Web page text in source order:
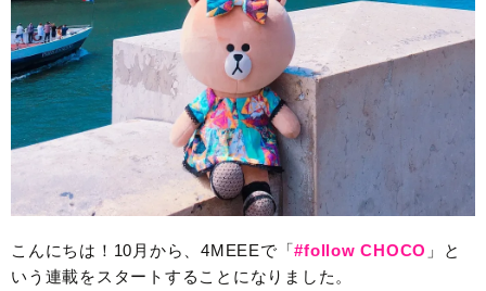
こんにちは！10月から、4MEEEで「#follow CHOCO 」と
いう連載をスタートすることになりました。